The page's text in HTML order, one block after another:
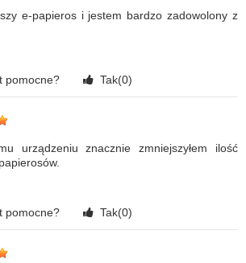
e-papieros i jestem bardzo zadowolony z
pomocne? Tak(0)
urządzeniu znacznie zmniejszyłem ilość
pomocne? Tak(0)